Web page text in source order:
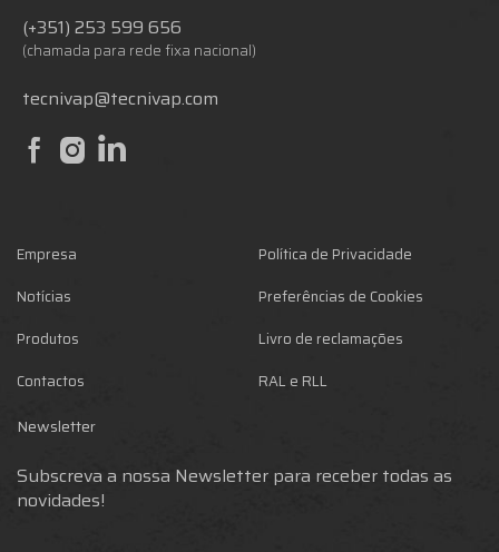
(+351) 253 599 656
(chamada para rede fixa nacional)
tecnivap@tecnivap.com
Empresa
Notícias
Produtos
Contactos
Política de Privacidade
Preferências de Cookies
Livro de reclamações
RAL e RLL
Newsletter
Subscreva a nossa Newsletter para receber todas as
novidades!